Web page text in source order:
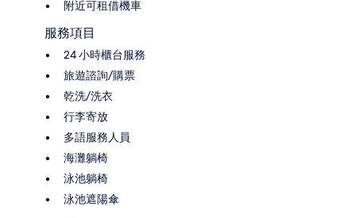
附近可租借機車
服務項目
24 小時櫃台服務
旅遊諮詢/購票
乾洗/洗衣
行李寄放
多語服務人員
海灘躺椅
泳池躺椅
泳池遮陽傘